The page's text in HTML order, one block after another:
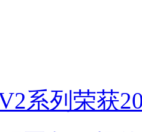
系列荣获